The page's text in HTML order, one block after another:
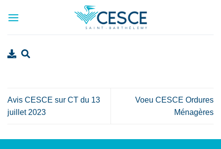
Avis CESCE sur CT du 13
juillet 2023
Voeu CESCE Ordures
Ménagères